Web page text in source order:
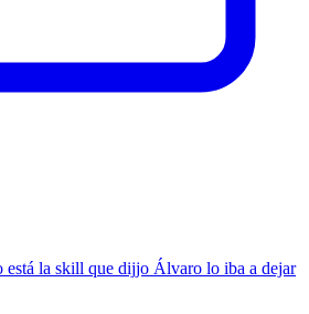
está la skill que dijjo Álvaro lo iba a dejar